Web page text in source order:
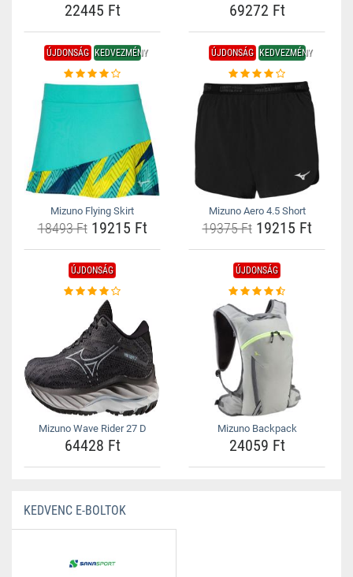
22445 Ft 69272 Ft
ÚJDONSÁG KEDVEZMÉNY
Mizuno Flying Skirt
18493 Ft19215 Ft
ÚJDONSÁG KEDVEZMÉNY
Mizuno Aero 4.5 Short
19375 Ft19215 Ft
ÚJDONSÁG
Mizuno Wave Rider 27 D
64428 Ft
ÚJDONSÁG
Mizuno Backpack
24059 Ft
KEDVENC E-BOLTOK